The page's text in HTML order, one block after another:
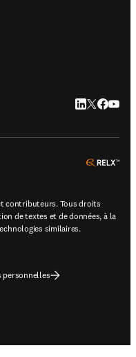
LinkedIn
Twitter
contributeurs. Tous droits
de textes et de données, à la
similaires.
personnelles